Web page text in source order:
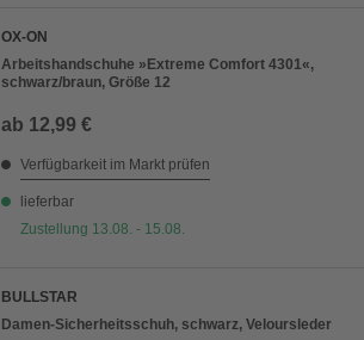
OX-ON
Arbeitshandschuhe »Extreme Comfort 4301«,
schwarz/braun, Größe 12
ab 12,99 €
Verfügbarkeit im Markt prüfen
lieferbar
Zustellung 13.08. - 15.08.
BULLSTAR
Damen-Sicherheitsschuh, schwarz, Veloursleder